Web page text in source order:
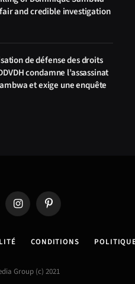
and credible investigation
de défense des droits
condamne l’assassinat
et exige une enquête
InstagramPinterest
CONDITIONS
Group (c) 2021